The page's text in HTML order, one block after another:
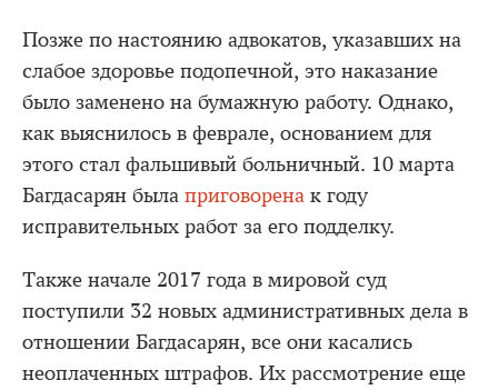
Позже по настоянию адвокатов, указавших на
слабое здоровье подопечной, это наказание
было заменено на бумажную работу. Однако,
как выяснилось в феврале, основанием для
этого стал фальшивый больничный. 10 марта
Багдасарян была приговорена к году
исправительных работ за его подделку.
Также начале 2017 года в мировой суд
поступили 32 новых административных дела в
отношении Багдасарян, все они касались
неоплаченных штрафов. Их рассмотрение еще